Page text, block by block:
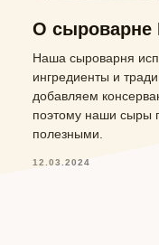
О сыроварне
Наша сыроварня
ингредиенты и
добавляем
поэтому наши сыры
полезными.
12.03.2024